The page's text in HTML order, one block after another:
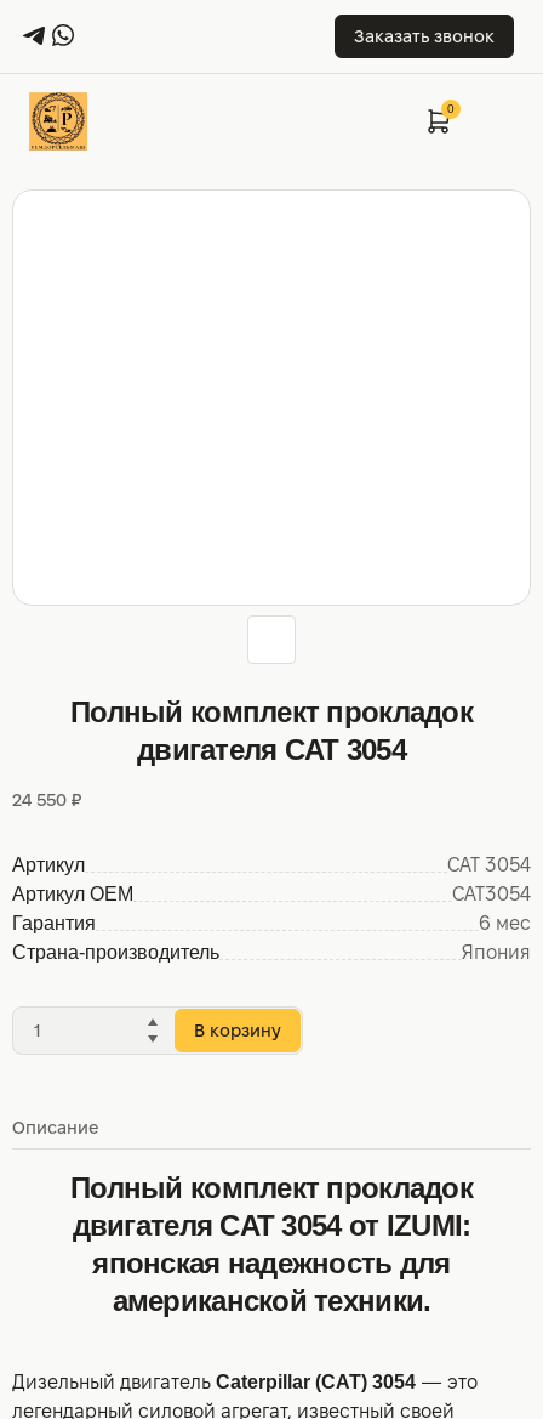
Заказать звонок
Полный комплект прокладок
двигателя CAT 3054
24 550 ₽
Артикул
CAT 3054
Артикул OEM
CAT3054
Гарантия
6 мес
Страна-производитель
Япония
В корзину
Описание
Полный комплект прокладок
двигателя CAT 3054 от IZUMI:
японская надежность для
американской техники.
Дизельный двигатель Caterpillar (CAT) 3054 — это
легендарный силовой агрегат, известный своей